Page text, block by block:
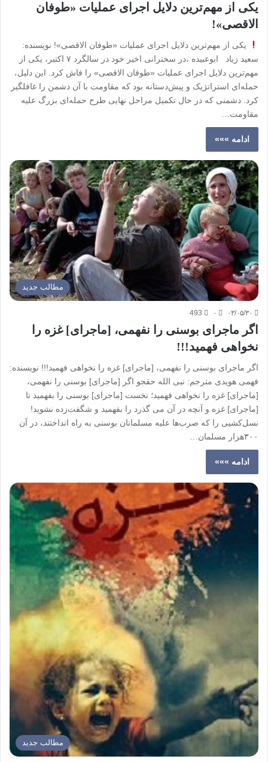
یکی از مهم‌ترین دلایل اجرای عملیات «طوفان
الاقصی»!
یکی از مهم‌ترین دلایل اجرای عملیات «طوفان الاقصی»! نویسنده:
سعید زیاد ابوعبیده ،در سخنرانی اخیر خود در سالگرد ۷ اکتبر، یکی از
مهم‌ترین دلایل اجرای عملیات «طوفان الاقصی» را فاش کرد. این دلیل،
حمله‌ای استراتژیک و پیش‌دستانه بود که مقاومت با آن دشمن را غافلگیر
کرد. دشمنی که در حال تکمیل مراحل نهایی طرح حمله‌ای بزرگ علیه
مقاومت…
ادامه »»»
مطالب جدید
۰۳/۰۵/۳۰ ۰ 493
اگر ماجرای بوسنی را نفهمی، [ماجرای] غزه را
نخواهی فهمید!!!
اگر ماجرای بوسنی را نفهمی، [ماجرای] غزه را نخواهی فهمید!!! نویسنده:
فهمی هویدی مترجم: نبی الله حقجو اگر [ماجرای] بوسنی را نفهمی،
[ماجرای] غزه را نخواهی فهمید؛ نخست [ماجرای] بوسنی را بفهمید تا
[ماجرای] غزه و آنچه در آن می گذرد را بفهمید و شگفت‌زده نشوید!
نسل‌کشیی را که صرب‌ها علیه مسلمانان بوسنی به راه انداختند، در آن
۳۰۰هزار مسلمان…
ادامه »»»
مطالب جدید